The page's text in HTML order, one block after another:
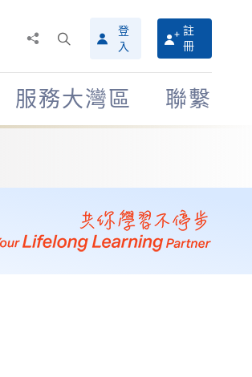
搜
尋
介
面
登
入
註
冊
服務大灣區 聯繫